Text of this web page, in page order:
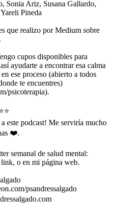
Sonia Ariz, Susana Gallardo,
Pineda
que ⁠⁠⁠⁠⁠⁠⁠⁠⁠⁠⁠⁠⁠⁠⁠⁠⁠⁠⁠⁠⁠⁠⁠⁠⁠⁠⁠⁠⁠⁠⁠⁠⁠⁠⁠⁠⁠⁠⁠⁠⁠⁠⁠⁠⁠⁠⁠⁠⁠⁠⁠⁠⁠⁠⁠⁠⁠⁠realizo por Medium sobre
cupos disponibles para
ayudarte a encontrar esa calma
ese proceso (abierto a todos
te encuentres)
psicoterapia⁠⁠⁠⁠⁠⁠⁠⁠⁠⁠⁠⁠⁠⁠⁠⁠⁠⁠⁠⁠⁠⁠⁠⁠⁠⁠⁠⁠⁠⁠⁠⁠⁠⁠⁠⁠⁠⁠⁠⁠⁠⁠⁠⁠⁠⁠⁠).
este podcast! Me serviría mucho
❤️.
semanal de salud mental:
o en mi página web.
psandressalgado⁠⁠⁠⁠⁠⁠⁠⁠⁠⁠⁠⁠⁠⁠⁠⁠⁠⁠⁠⁠⁠⁠⁠⁠⁠⁠⁠⁠⁠⁠⁠⁠